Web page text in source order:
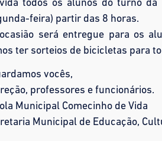
todos os alunos do turno
feira) partir das 8 horas.
será entregue para os
ter sorteios de bicicletas para
vocês,
professores e funcionários.
Municipal Comecinho de Vida
Municipal de Educação,